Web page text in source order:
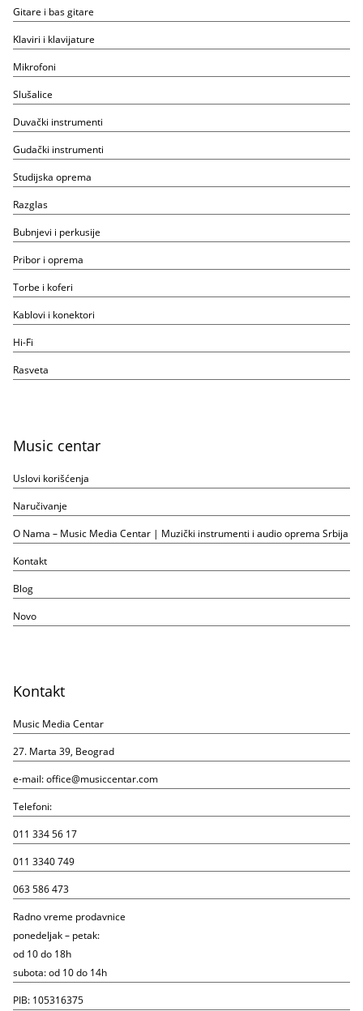
Gitare i bas gitare
Klaviri i klavijature
Mikrofoni
Slušalice
Duvački instrumenti
Gudački instrumenti
Studijska oprema
Razglas
Bubnjevi i perkusije
Pribor i oprema
Torbe i koferi
Kablovi i konektori
Hi-Fi
Rasveta
Music centar
Uslovi korišćenja
Naručivanje
O Nama – Music Media Centar | Muzički instrumenti i audio oprema Srbija
Kontakt
Blog
Novo
Kontakt
Music Media Centar
27. Marta 39, Beograd
e-mail:office@musiccentar.com
Telefoni:
011 334 56 17
011 3340 749
063 586 473
Radno vreme prodavnice
ponedeljak – petak:
od 10 do 18h
subota: od 10 do 14h
PIB: 105316375